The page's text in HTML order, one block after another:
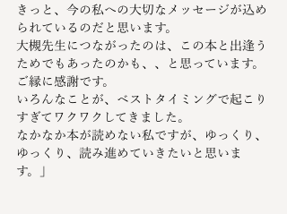
きっと、今の私への大切なメッセージが込め
られているのだと思います。
大槻先生につながったのは、この本と出逢う
ためでもあったのかも、、と思っています。
ご縁に感謝です。
いろんなことが、ベストタイミングで起こり
すぎてワクワクしてきました。
なかなか本が読めない私ですが、ゆっくり、
ゆっくり、読み進めていきたいと思いま
す。」